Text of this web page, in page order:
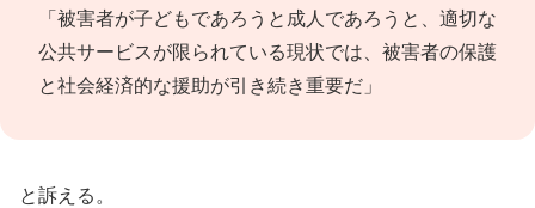
「被害者が子どもであろうと成人であろうと、適切な
公共サービスが限られている現状では、被害者の保護
と社会経済的な援助が引き続き重要だ」
と訴える。